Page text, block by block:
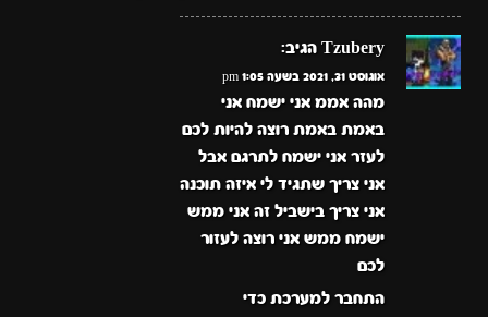
Tzubery הגיב:
אוגוסט 31, 2021 בשעה 1:05 pm
מהה אממ אני ישמח אני
באמת באמת רוצה להיות לכם
לעזר אני ישמח לתרגם אבל
אני צריך שתגיד לי איזה תוכנה
אני צריך בישביל זה אני ממש
ישמח ממש אני רוצה לעזור
לכם
התחבר למערכת כדי